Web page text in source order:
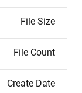
File Size
File Count
Create Date